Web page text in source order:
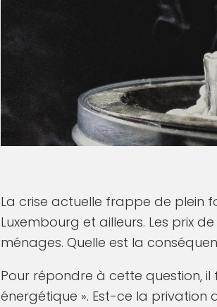
La crise actuelle frappe de plein
Luxembourg et ailleurs. Les prix
ménages. Quelle est la
Pour répondre à cette question,
énergétique ». Est-ce la privation